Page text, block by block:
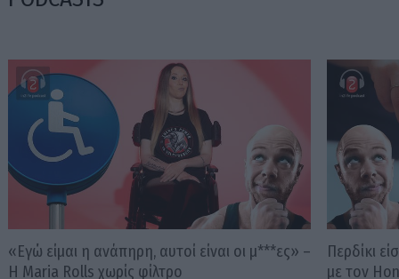
«Εγώ είμαι η ανάπηρη, αυτοί είναι οι μ***ες» –
Η Maria Rolls χωρίς φίλτρο
Περδίκι
με τον